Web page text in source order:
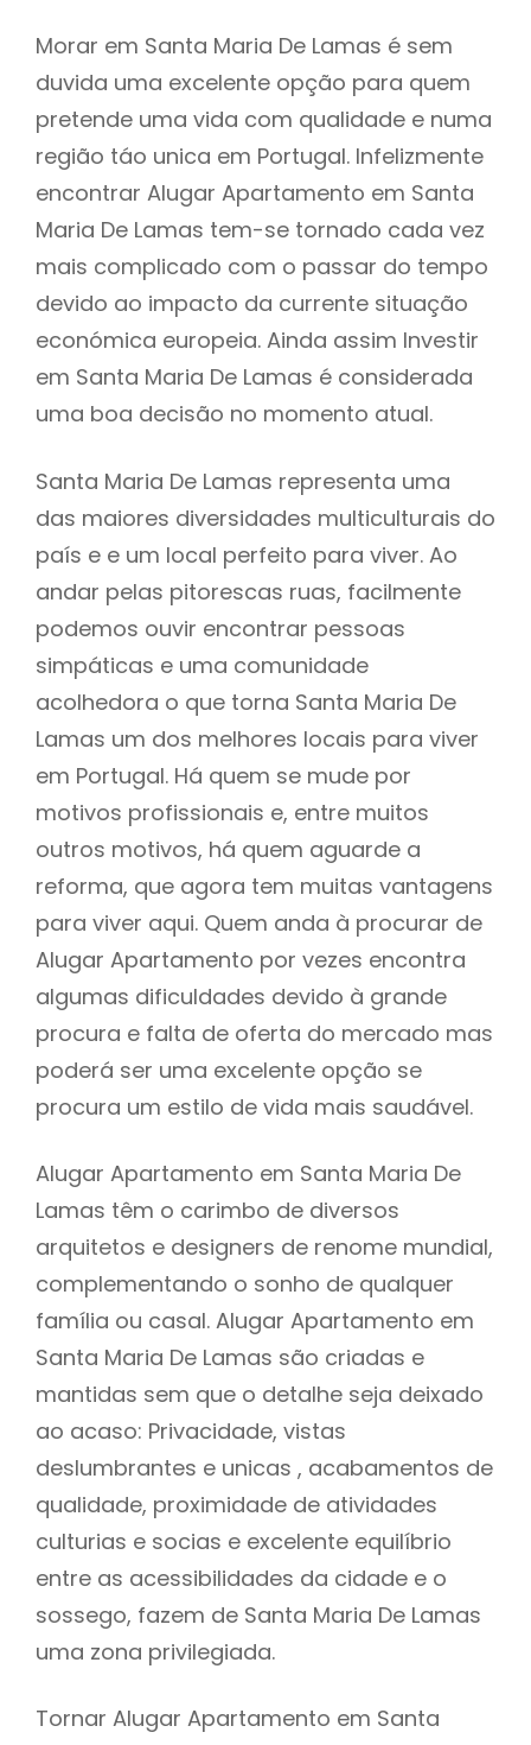
Morar em Santa Maria De Lamas é sem
duvida uma excelente opção para quem
pretende uma vida com qualidade e numa
região táo unica em Portugal. Infelizmente
encontrar Alugar Apartamento em Santa
Maria De Lamas tem-se tornado cada vez
mais complicado com o passar do tempo
devido ao impacto da currente situação
económica europeia. Ainda assim Investir
em Santa Maria De Lamas é considerada
uma boa decisão no momento atual.
Santa Maria De Lamas representa uma
das maiores diversidades multiculturais do
país e e um local perfeito para viver. Ao
andar pelas pitorescas ruas, facilmente
podemos ouvir encontrar pessoas
simpáticas e uma comunidade
acolhedora o que torna Santa Maria De
Lamas um dos melhores locais para viver
em Portugal. Há quem se mude por
motivos profissionais e, entre muitos
outros motivos, há quem aguarde a
reforma, que agora tem muitas vantagens
para viver aqui. Quem anda à procurar de
Alugar Apartamento por vezes encontra
algumas dificuldades devido à grande
procura e falta de oferta do mercado mas
poderá ser uma excelente opção se
procura um estilo de vida mais saudável.
Alugar Apartamento em Santa Maria De
Lamas têm o carimbo de diversos
arquitetos e designers de renome mundial,
complementando o sonho de qualquer
família ou casal. Alugar Apartamento em
Santa Maria De Lamas são criadas e
mantidas sem que o detalhe seja deixado
ao acaso: Privacidade, vistas
deslumbrantes e unicas , acabamentos de
qualidade, proximidade de atividades
culturias e socias e excelente equilíbrio
entre as acessibilidades da cidade e o
sossego, fazem de Santa Maria De Lamas
uma zona privilegiada.
Tornar Alugar Apartamento em Santa